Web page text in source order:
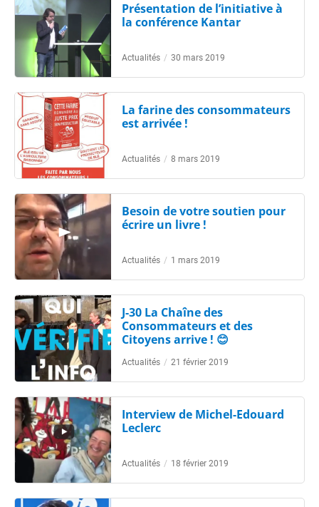
Présentation de l’initiative à
la conférence Kantar
Actualités / 30 mars 2019
La farine des consommateurs
est arrivée !
Actualités / 8 mars 2019
Besoin de votre soutien pour
écrire un livre !
Actualités / 1 mars 2019
J-30 La Chaîne des
Consommateurs et des
Citoyens arrive ! 😊
Actualités / 21 février 2019
Interview de Michel-Edouard
Leclerc
Actualités / 18 février 2019